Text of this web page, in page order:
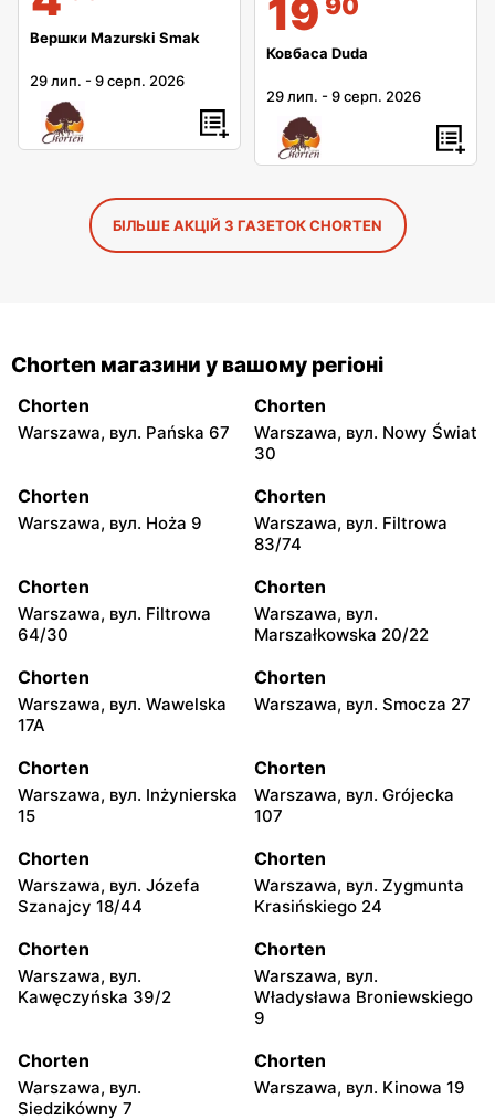
Вершки Mazurski Smak
29 лип. -9 серп. 2026
19
Ковбаса Duda
29 лип. -9 серп. 2026
БІЛЬШЕ АКЦІЙ З ГАЗЕТОК CHORTEN
Chorten магазини у вашому регіоні
Chorten
Warszawa, вул. Pańska 67
Chorten
Warszawa, вул. Nowy Świat
30
Chorten
Warszawa, вул. Hoża 9
Chorten
Warszawa, вул. Filtrowa
83/74
Chorten
Warszawa, вул. Filtrowa
64/30
Chorten
Warszawa, вул.
Marszałkowska 20/22
Chorten
Warszawa, вул. Wawelska
17A
Chorten
Warszawa, вул. Smocza 27
Chorten
Warszawa, вул. Inżynierska
15
Chorten
Warszawa, вул. Grójecka
107
Chorten
Warszawa, вул. Józefa
Szanajcy 18/44
Chorten
Warszawa, вул. Zygmunta
Krasińskiego 24
Chorten
Warszawa, вул.
Kawęczyńska 39/2
Chorten
Warszawa, вул.
Władysława Broniewskiego
9
Chorten
Warszawa, вул.
Siedzikówny 7
Chorten
Warszawa, вул. Kinowa 19